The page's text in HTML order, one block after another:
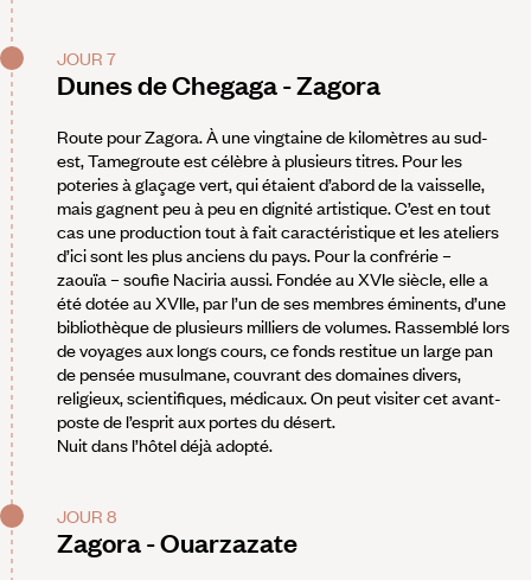
JOUR 7
Dunes de Chegaga - Zagora
Route pour Zagora. À une vingtaine de kilomètres au sud-
est, Tamegroute est célèbre à plusieurs titres. Pour les
poteries à glaçage vert, qui étaient d’abord de la vaisselle,
mais gagnent peu à peu en dignité artistique. C’est en tout
cas une production tout à fait caractéristique et les ateliers
d’ici sont les plus anciens du pays. Pour la confrérie –
zaouïa – soufie Naciria aussi. Fondée au XVIe siècle, elle a
été dotée au XVIIe, par l’un de ses membres éminents, d’une
bibliothèque de plusieurs milliers de volumes. Rassemblé lors
de voyages aux longs cours, ce fonds restitue un large pan
de pensée musulmane, couvrant des domaines divers,
religieux, scientifiques, médicaux. On peut visiter cet avant-
poste de l’esprit aux portes du désert.
Nuit dans l’hôtel déjà adopté.
JOUR 8
Zagora - Ouarzazate